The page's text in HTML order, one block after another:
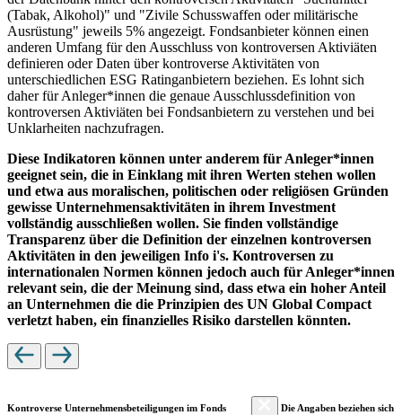
(Tabak, Alkohol)" und "Zivile Schusswaffen oder militärische
Ausrüstung" jeweils 5% angezeigt. Fondsanbieter können einen
anderen Umfang für den Ausschluss von kontroversen Aktiviäten
definieren oder Daten über kontroverse Aktivitäten von
unterschiedlichen ESG Ratinganbietern beziehen. Es lohnt sich
daher für Anleger*innen die genaue Ausschlussdefinition von
kontroversen Aktiviäten bei Fondsanbietern zu verstehen und bei
Unklarheiten nachzufragen.
Diese Indikatoren können unter anderem für Anleger*innen
geeignet sein, die in Einklang mit ihren Werten stehen wollen
und etwa aus moralischen, politischen oder religiösen Gründen
gewisse Unternehmensaktivitäten in ihrem Investment
vollständig ausschließen wollen. Sie finden vollständige
Transparenz über die Definition der einzelnen kontroversen
Aktivitäten in den jeweiligen Info i's. Kontroversen zu
internationalen Normen können jedoch auch für Anleger*innen
relevant sein, die der Meinung sind, dass etwa ein hoher Anteil
an Unternehmen die die Prinzipien des UN Global Compact
verletzt haben, ein finanzielles Risiko darstellen könnten.
Kontroverse Unternehmensbeteiligungen im Fonds
Die Angaben beziehen sich